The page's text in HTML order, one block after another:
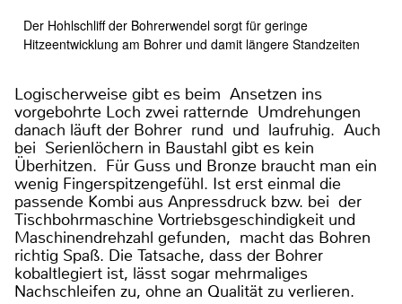
Der Hohlschliff der Bohrerwendel sorgt für geringe
Hitzeentwicklung am Bohrer und damit längere Standzeiten
Logischerweise gibt es beim Ansetzen ins
vorgebohrte Loch zwei ratternde Umdrehungen
danach läuft der Bohrer rund und laufruhig. Auch
bei Serienlöchern in Baustahl gibt es kein
Überhitzen. Für Guss und Bronze braucht man ein
wenig Fingerspitzengefühl. Ist erst einmal die
passende Kombi aus Anpressdruck bzw. bei der
Tischbohrmaschine Vortriebsgeschindigkeit und
Maschinendrehzahl gefunden, macht das Bohren
richtig Spaß. Die Tatsache, dass der Bohrer
kobaltlegiert ist, lässt sogar mehrmaliges
Nachschleifen zu, ohne an Qualität zu verlieren.